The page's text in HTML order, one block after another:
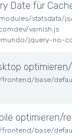
Date für
statsdata/
varnish.js
jquery-no-
frontend/base/
optimieren/
frontend/base/